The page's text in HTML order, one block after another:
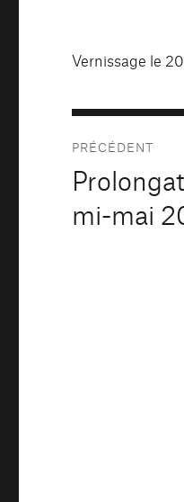
Vernissage le
de
l’article
PRÉCÉDENT
Publication
précédente :
mi-mai